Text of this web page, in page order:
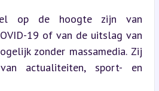
op de hoogte zijn van
19 of van de uitslag van
zonder massamedia. Zij
actualiteiten, sport- en